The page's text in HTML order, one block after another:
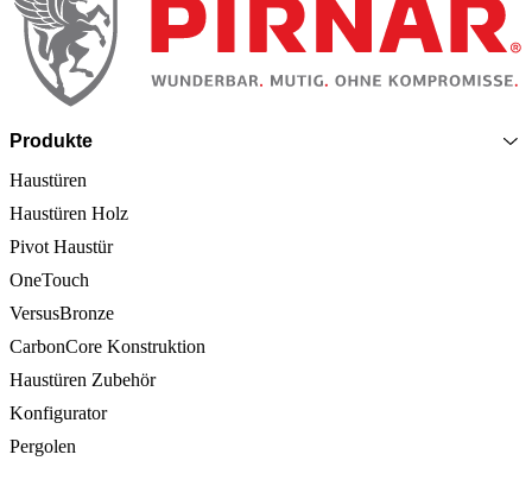
Produkte
Haustüren
Haustüren Holz
Pivot Haustür
OneTouch
VersusBronze
CarbonCore Konstruktion
Haustüren Zubehör
Konfigurator
Pergolen